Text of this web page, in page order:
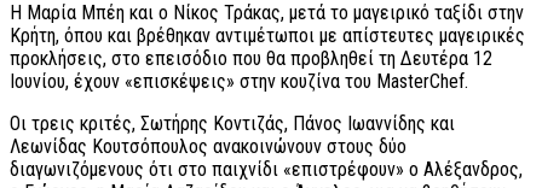
Η Μαρία Μπέη και ο Νίκος Τράκας, μετά το μαγειρικό ταξίδι στην
Κρήτη, όπου και βρέθηκαν αντιμέτωποι με απίστευτες μαγειρικές
προκλήσεις, στο επεισόδιο που θα προβληθεί τη Δευτέρα 12
Ιουνίου, έχουν «επισκέψεις» στην κουζίνα του MasterChef.
Οι τρεις κριτές, Σωτήρης Κοντιζάς, Πάνος Ιωαννίδης και
Λεωνίδας Κουτσόπουλος ανακοινώνουν στους δύο
διαγωνιζόμενους ότι στο παιχνίδι «επιστρέφουν» ο Αλέξανδρος,